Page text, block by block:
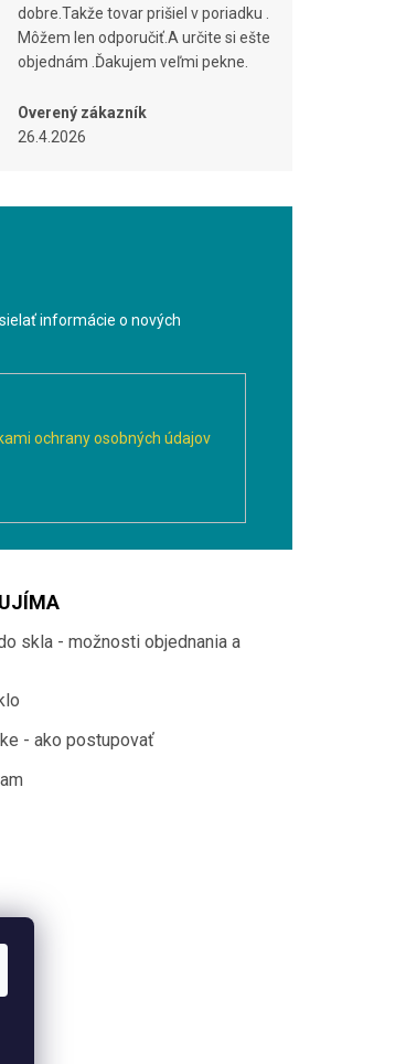
dobre.Takže tovar prišiel v poriadku .
Môžem len odporučiť.A určite si ešte
objednám .Ďakujem veľmi pekne.
Overený zákazník
26.4.2026
informácie o nových
ochrany osobných údajov
skla - možnosti objednania a
- ako postupovať